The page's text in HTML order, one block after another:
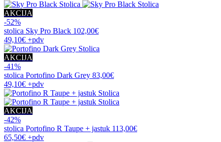
AKCIJA
-52%
stolica Sky Pro Black 102,00€
49,10€ +pdv
AKCIJA
-41%
stolica Portofino Dark Grey 83,00€
49,10€ +pdv
AKCIJA
-42%
stolica Portofino R Taupe + jastuk 113,00€
65,50€ +pdv